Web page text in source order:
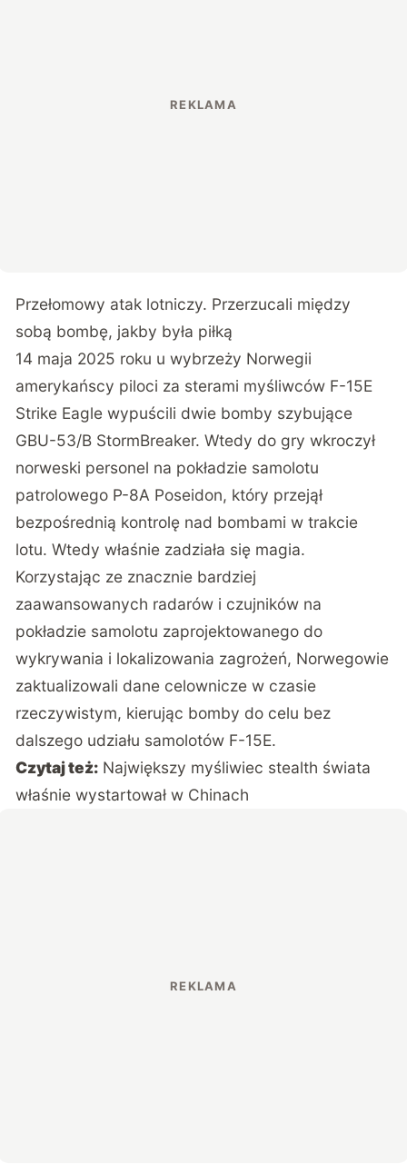
Przełomowy atak lotniczy. Przerzucali między
sobą bombę, jakby była piłką
14 maja 2025 roku u wybrzeży Norwegii
amerykańscy piloci za sterami myśliwców F-15E
Strike Eagle wypuścili dwie bomby szybujące
GBU-53/B StormBreaker. Wtedy do gry wkroczył
norweski personel na pokładzie samolotu
patrolowego P-8A Poseidon, który przejął
bezpośrednią kontrolę nad bombami w trakcie
lotu. Wtedy właśnie zadziała się magia.
Korzystając ze znacznie bardziej
zaawansowanych radarów i czujników na
pokładzie samolotu zaprojektowanego do
wykrywania i lokalizowania zagrożeń, Norwegowie
zaktualizowali dane celownicze w czasie
rzeczywistym, kierując bomby do celu bez
dalszego udziału samolotów F-15E.
Czytaj też: Największy myśliwiec stealth świata
właśnie wystartował w Chinach